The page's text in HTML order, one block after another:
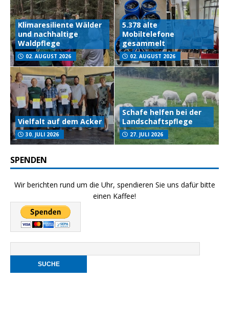
Klimaresiliente Wälder
und nachhaltige
Waldpflege
02. AUGUST 2026
5.378 alte
Mobiltelefone
gesammelt
02. AUGUST 2026
Vielfalt auf dem Acker
30. JULI 2026
Schafe helfen bei der
Landschaftspflege
27. JULI 2026
SPENDEN
Wir berichten rund um die Uhr, spendieren Sie uns dafür bitte
einen Kaffee!